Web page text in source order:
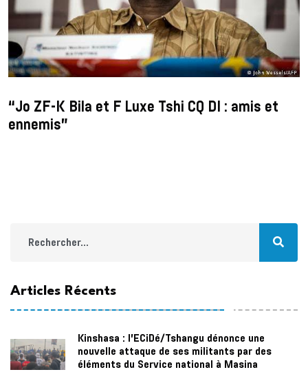
“Jo ZF-K Bila et F Luxe Tshi CQ DI : amis et
ennemis”
Articles Récents
Kinshasa : l’ECiDé/Tshangu dénonce une
nouvelle attaque de ses militants par des
éléments du Service national à Masina